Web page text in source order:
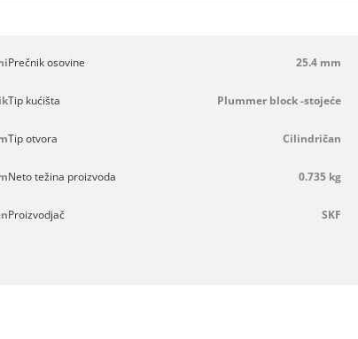
Prečnik osovine 25.4 mm
Tip kućišta Plummer block -stojeće
Tip otvora Cilindričan
Neto težina proizvoda 0.735 kg
Proizvodjač SKF